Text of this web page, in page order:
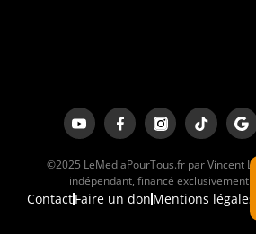
©2025 LeMediaPourTous.fr par Vincent
indépendant, financé exclusivement
ContactFaire un don Mentions légales